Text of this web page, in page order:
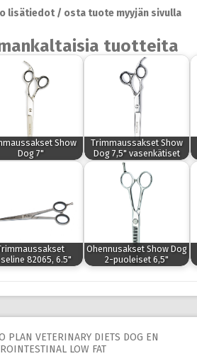
lisätiedot / osta tuote myyjän sivulla
tuotteita
Show
Dog 7"
Trimmaussakset Show
Dog 7,5" vasenkätiset
82065, 6.5"
Ohennusakset Show Dog
2-puoleiset 6,5"
PLAN VETERINARY DIETS DOG EN
LOW FAT